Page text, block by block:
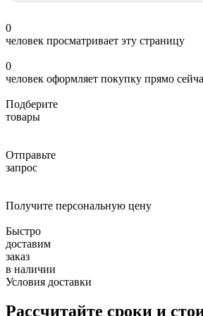
0
человек просматривает эту страницу
0
человек оформляет покупку прямо
Подберите
товары
Отправьте
запрос
Получите персональную цену
Быстро
доставим
заказ
в наличии
Условия доставки
Рассчитайте сроки и